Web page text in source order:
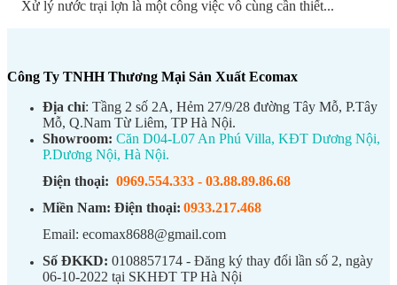
Xử lý nước trại lợn là một công việc vô cùng cần thiết...
Công Ty TNHH Thương Mại Sản Xuất Ecomax
Địa chỉ: Tầng 2 số 2A, Hẻm 27/9/28 đường Tây Mỗ, P.Tây
Mỗ, Q.Nam Từ Liêm, TP Hà Nội.
Showroom: Căn D04-L07 An Phú Villa, KĐT Dương Nội,
P.Dương Nội, Hà Nội.
Điện thoại: 0969.554.333 - 03.88.89.86.68
Miền Nam: Điện thoại: 0933.217.468
Email: ecomax8688@gmail.com
Số ĐKKD: 0108857174 - Đăng ký thay đổi lần số 2, ngày
06-10-2022 tại SKHĐT TP Hà Nội